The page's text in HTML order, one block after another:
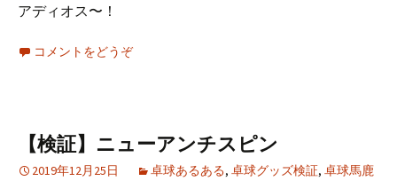
アディオス〜！
コメントをどうぞ
【検証】ニューアンチスピン
2019年12月25日 卓球あるある, 卓球グッズ検証, 卓球馬鹿